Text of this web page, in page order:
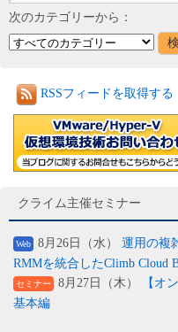
次のカテゴリーから：
RSSフィードを取得する
クライム主催セミナー
Web 8月26日（水） 運用の複
RMMを統合したClimb Cloud
セミナー 8月27日（木）
【オ
基本編